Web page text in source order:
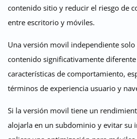
contenido sitio y reducir el riesgo de
entre escritorio y móviles.
Una versión movil independiente
contenido significativamente
características de comportamiento,
términos de experiencia usuario y
Si la versión movil tiene un
alojarla en un subdominio y evitar su